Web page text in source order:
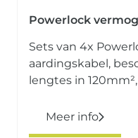
Powerlock
Sets van 4x
aardingskabel,
lengtes in
Meer info